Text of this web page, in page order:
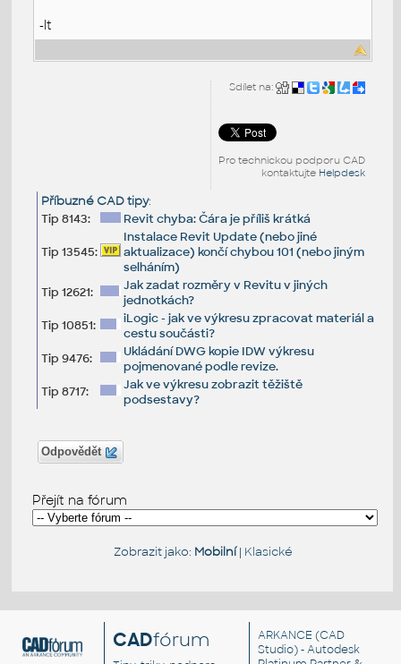
-lt
Sdílet na:
Pro technickou podporu CAD
kontaktujte Helpdesk
Příbuzné CAD tipy:
Tip 8143:
Revit chyba: Čára je příliš krátká
Tip 13545:
Instalace Revit Update (nebo jiné
aktualizace) končí chybou 101 (nebo jiným
selháním)
Tip 12621:
Jak zadat rozměry v Revitu v jiných
jednotkách?
Tip 10851:
iLogic - jak ve výkresu zpracovat materiál a
cestu součásti?
Tip 9476:
Ukládání DWG kopie IDW výkresu
pojmenované podle revize.
Tip 8717:
Jak ve výkresu zobrazit těžiště
podsestavy?
Odpovědět
Přejít na fórum
Zobrazit jako: Mobilní| Klasické
CADfórum ARKANCE (CAD
Studio) - Autodesk